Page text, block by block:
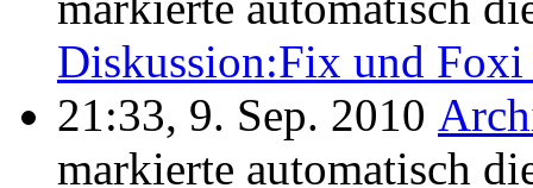
Diskussion:Fix und
21:33, 9. Sep. 2010
markierte automatisch